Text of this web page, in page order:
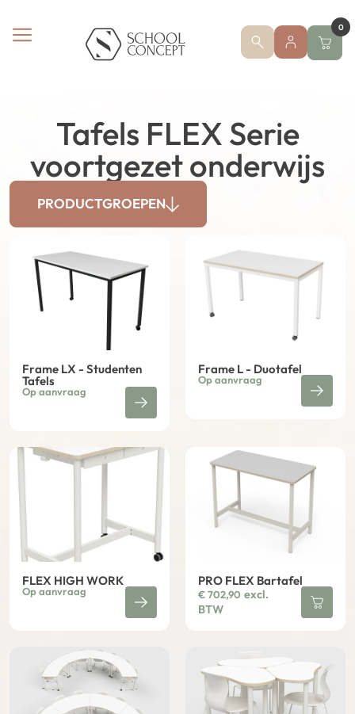
0
Tafels FLEX Serie
voortgezet onderwijs
PRODUCTGROEPEN
Frame LX - Studenten
Tafels
Op aanvraag
Frame L - Duotafel
Op aanvraag
FLEX HIGH WORK
Op aanvraag
PRO FLEX Bartafel
€702,90 excl.
BTW